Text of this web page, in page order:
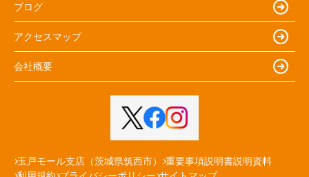
ブログ
アクセスマップ
会社概要
玉戸モール支店（茨城県筑西市）
重要事項説明書説明資料